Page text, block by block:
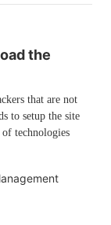
the
that are not
to setup the site
technologies